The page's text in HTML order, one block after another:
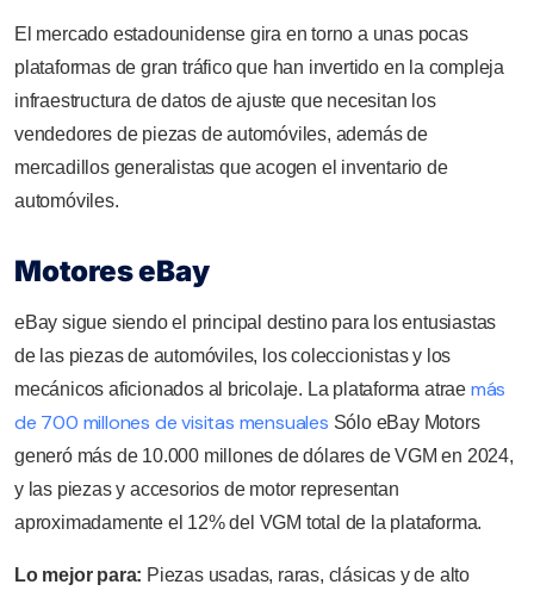
El mercado estadounidense gira en torno a unas pocas
plataformas de gran tráfico que han invertido en la compleja
infraestructura de datos de ajuste que necesitan los
vendedores de piezas de automóviles, además de
mercadillos generalistas que acogen el inventario de
automóviles.
Motores eBay
eBay sigue siendo el principal destino para los entusiastas
de las piezas de automóviles, los coleccionistas y los
mecánicos aficionados al bricolaje. La plataforma atrae más
de 700 millones de visitas mensuales Sólo eBay Motors
generó más de 10.000 millones de dólares de VGM en 2024,
y las piezas y accesorios de motor representan
aproximadamente el 12% del VGM total de la plataforma.
Lo mejor para: Piezas usadas, raras, clásicas y de alto